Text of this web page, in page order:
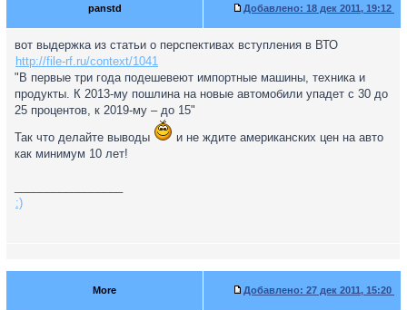
panstd Добавлено: 18 дек 2011, 19:12
вот выдержка из статьи о перспективах вступления в ВТО
http://file-rf.ru/context/1041
"В первые три года подешевеют импортные машины, техника и
продукты. К 2013-му пошлина на новые автомобили упадет с 30 до
25 процентов, к 2019-му – до 15"
Так что делайте выводы
и не ждите американских цен на авто
как минимум 10 лет!
:)
More Добавлено: 27 дек 2011, 15:20